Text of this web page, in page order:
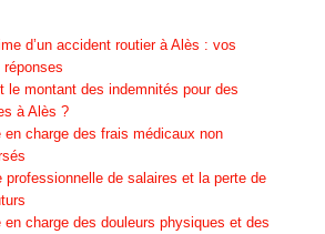
d’un accident routier à Alès : vos
le montant des indemnités pour des
à Alès ?
en charge des frais médicaux non
professionnelle de salaires et la perte de
en charge des douleurs physiques et des